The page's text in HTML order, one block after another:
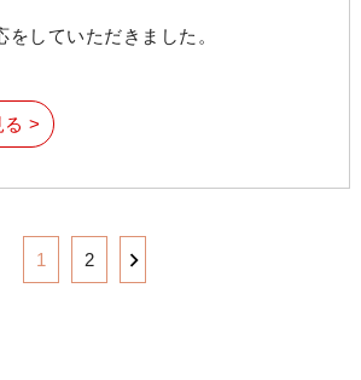
していただきました。
る >
1 2